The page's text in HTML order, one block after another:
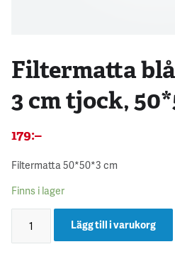
Filtermatta
3 cm tjock,
179:–
Filtermatta 50*50*3 cm
Finns i lager
Lägg till i varukorg